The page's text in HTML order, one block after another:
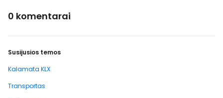
0 komentarai
Susijusios temos
Kalamata KLX
Transportas